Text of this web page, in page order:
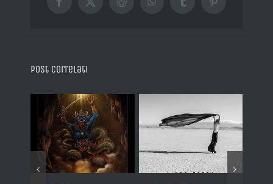
Facebook
X RedditWhatsAppTumblrPinterest
Post correlati